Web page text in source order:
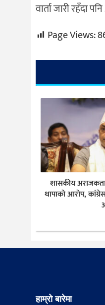
वार्ता जारी रहँदा
Page Views:
शासकीय
थापाको आरोप,
हाम्रो बारेमा